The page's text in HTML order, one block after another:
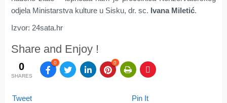
odjela Ministarstva kulture u Sisku, dr. sc. Ivana Miletić.
Izvor: 24sata.hr
Share and Enjoy !
0
SHARES
0 0
Tweet Pin It